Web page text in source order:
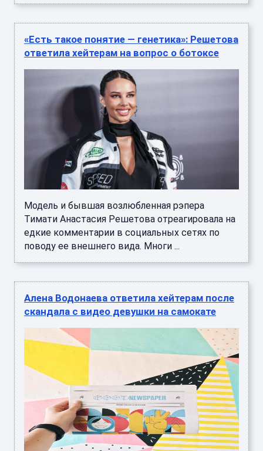
«Есть такое понятие — генетика»: Решетова
ответила хейтерам на вопрос о ботоксе
Модель и бывшая возлюбленная рэпера
Тимати Анастасия Решетова отреагировала на
едкие комментарии в социальных сетях по
поводу ее внешнего вида. Многи ...
Алена Водонаева ответила хейтерам после
скандала с видео девушки на самокате